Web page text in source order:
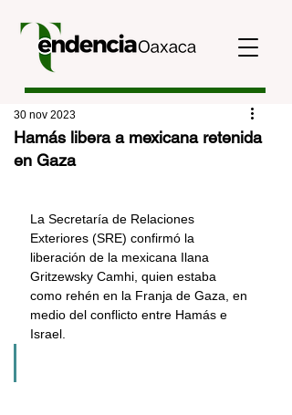
Hamás libera a mexicana retenida
en Gaza
30 nov 2023
La Secretaría de Relaciones
Exteriores (SRE) confirmó la
liberación de la mexicana Ilana
Gritzewsky Camhi, quien estaba
como rehén en la Franja de Gaza, en
medio del conflicto entre Hamás e
Israel.